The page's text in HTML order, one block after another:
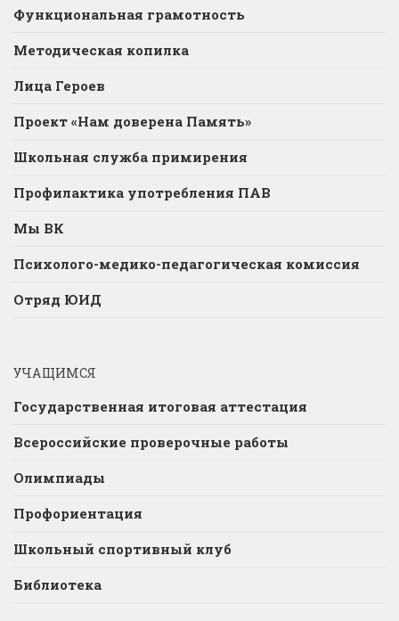
Функциональная грамотность
Методическая копилка
Лица Героев
Проект «Нам доверена Память»
Школьная служба примирения
Профилактика употребления ПАВ
Мы ВК
Психолого-медико-педагогическая комиссия
Отряд ЮИД
УЧАЩИМСЯ
Государственная итоговая аттестация
Всероссийские проверочные работы
Олимпиады
Профориентация
Школьный спортивный клуб
Библиотека